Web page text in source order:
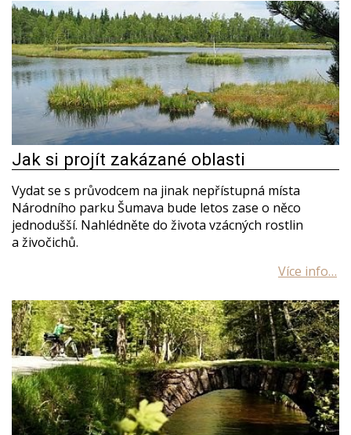
Jak si projít zakázané oblasti
Vydat se s průvodcem na jinak nepřístupná místa
Národního parku Šumava bude letos zase o něco
jednodušší. Nahlédněte do života vzácných rostlin
a živočichů.